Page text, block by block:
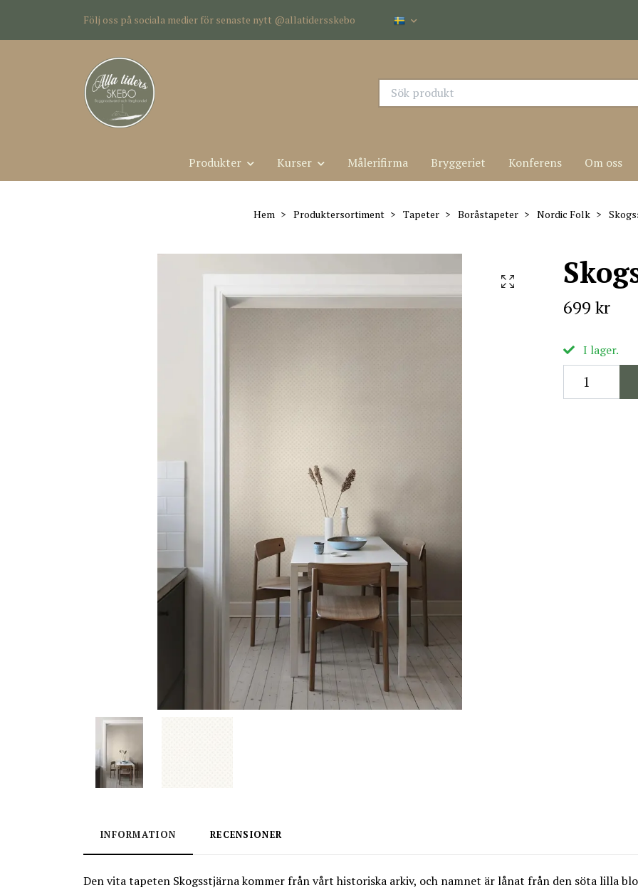
Följ oss på sociala medier för senaste nytt @allatidersskebo
Produkter Kurser Målerifirma Bryggeriet Konferens Om oss
Hem Produktersortiment Tapeter Boråstapeter Nordic Folk
699 kr
I lager.
INFORMATION RECENSIONER
Den vita tapeten Skogsstjärna kommer från vårt historiska arkiv, och namnet är lånat från den söta lilla